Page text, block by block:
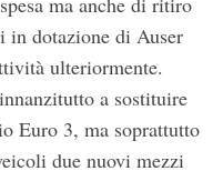
in dotazione di Auser
ulteriormente.
a sostituire
Euro 3, ma soprattutto
due nuovi mezzi